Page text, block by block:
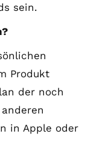
sein.
Produkt
der noch
in Apple oder